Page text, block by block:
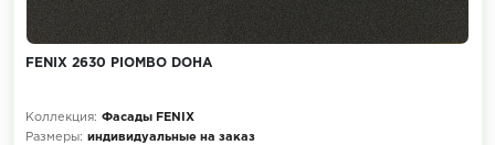
FENIX 2630 PIOMBO DOHA
Коллекция: Фасады FENIX
Размеры: индивидуальные на заказ